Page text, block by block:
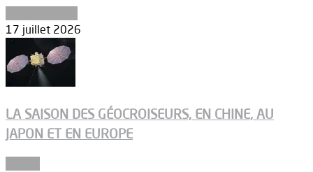
17 juillet 2026
LA SAISON DES GÉOCROISEURS, EN CHINE, AU
JAPON ET EN EUROPE